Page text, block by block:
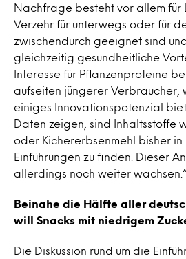
Nachfrage besteht vor allem für
Verzehr für unterwegs oder für
zwischendurch geeignet sind
gleichzeitig gesundheitliche
Interesse für Pflanzenproteine
aufseiten jüngerer Verbraucher,
einiges Innovationspotenzial
Daten zeigen, sind Inhaltsstoffe
oder Kichererbsenmehl bisher
Einführungen zu finden. Dieser
allerdings noch weiter wachsen.“
Beinahe die Hälfte aller
will Snacks mit niedrigem
Die Diskussion rund um die